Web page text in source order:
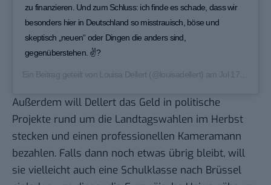
zu finanzieren. Und zum Schluss: ich finde es schade, dass wir
besonders hier in Deutschland so misstrauisch, böse und
skeptisch „neuen“ oder Dingen die anders sind,
gegenüberstehen. ✌?
Außerdem will Dellert das Geld in politische
Projekte rund um die Landtagswahlen im Herbst
stecken und einen professionellen Kameramann
bezahlen. Falls dann noch etwas übrig bleibt, will
sie vielleicht auch eine Schulklasse nach Brüssel